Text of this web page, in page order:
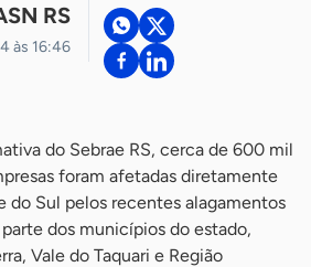
RS
às 16:46
do Sebrae RS, cerca de 600 mil
foram afetadas diretamente
do Sul pelos recentes alagamentos
dos municípios do estado,
Vale do Taquari e Região